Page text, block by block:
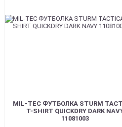
MIL-TEC ФУТБОЛКА STURM
T-SHIRT QUICKDRY DARK
11081003